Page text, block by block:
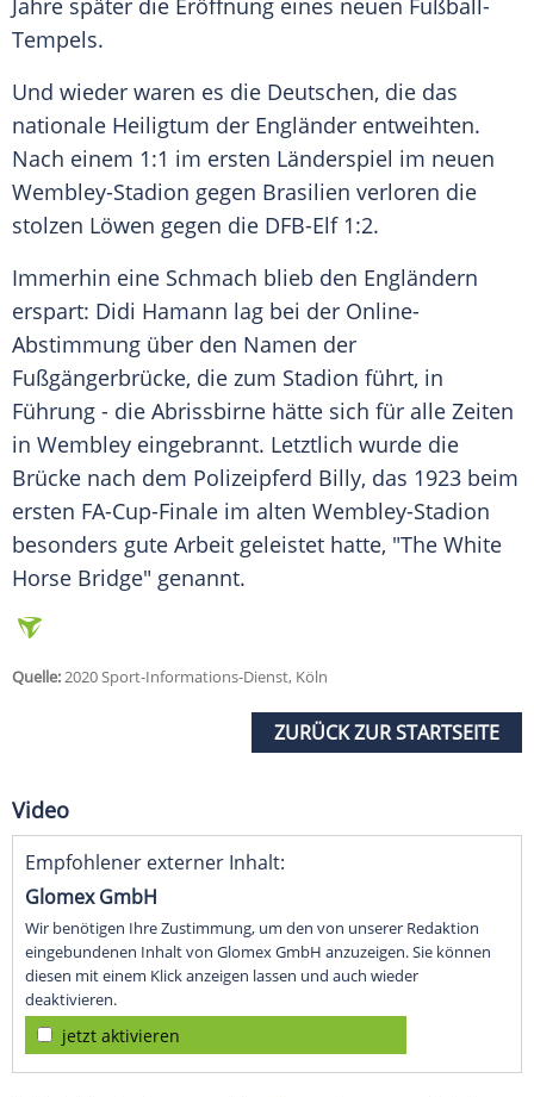
Jahre später die Eröffnung eines neuen Fußball-
Tempels.
Und wieder waren es die Deutschen, die das
nationale Heiligtum der Engländer entweihten.
Nach einem 1:1 im ersten Länderspiel im neuen
Wembley-Stadion gegen Brasilien verloren die
stolzen Löwen gegen die DFB-Elf 1:2.
Immerhin eine Schmach blieb den Engländern
erspart: Didi Hamann lag bei der Online-
Abstimmung über den Namen der
Fußgängerbrücke, die zum Stadion führt, in
Führung - die Abrissbirne hätte sich für alle Zeiten
in Wembley eingebrannt. Letztlich wurde die
Brücke nach dem Polizeipferd Billy, das 1923 beim
ersten FA-Cup-Finale im alten Wembley-Stadion
besonders gute Arbeit geleistet hatte, "The White
Horse Bridge" genannt.
Quelle:2020 Sport-Informations-Dienst, Köln
ZURÜCK ZUR STARTSEITE
Video
Empfohlener externer Inhalt:
Glomex GmbH
Wir benötigen Ihre Zustimmung, um den von unserer Redaktion
eingebundenen Inhalt von Glomex GmbH anzuzeigen. Sie können
diesen mit einem Klick anzeigen lassen und auch wieder
deaktivieren.
jetzt aktivieren